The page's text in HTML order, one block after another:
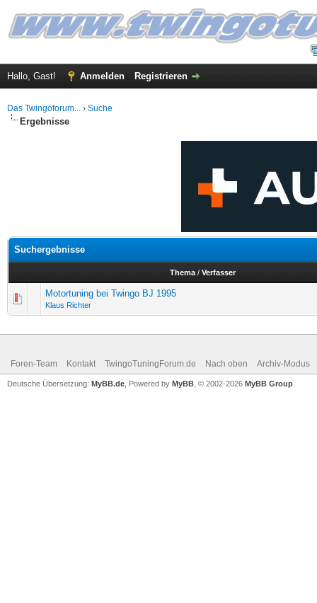
Hallo, Gast! Anmelden Registrieren
Das Twingoforum... › Suche
Ergebnisse
Suchergebnisse
Thema / Verfasser
Motortuning bei Twingo BJ 1995
Klaus Richter
Foren-Team Kontakt TwingoTuningForum.de Nach oben Archiv-Modus
Deutsche Übersetzung: MyBB.de , Powered by MyBB , © 2002-2026 MyBB Group